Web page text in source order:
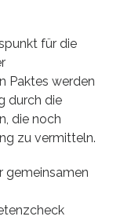
für die
Paktes werden
durch die
die noch
zu vermitteln.
gemeinsamen